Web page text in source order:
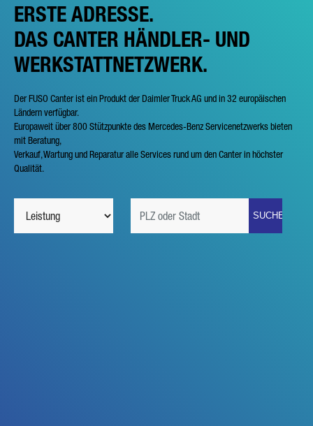
ERSTE ADRESSE.
DAS CANTER HÄNDLER- UND
WERKSTATTNETZWERK.
Der FUSO Canter ist ein Produkt der Daimler Truck AG und in 32 europäischen
Ländern verfügbar.
Europaweit über 800 Stützpunkte des Mercedes-Benz Servicenetzwerks bieten
mit Beratung,
Verkauf, Wartung und Reparatur alle Services rund um den Canter in höchster
Qualität.